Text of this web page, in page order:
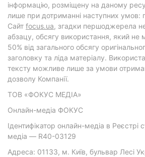
інформацію, розміщену на даному
лише при дотриманні наступних умов:
Cайт focus.ua, згадки першоджерела
абзацу, обсягу використання, який
50% від загального обсягу
заголовку та ліда матеріалу.
тексту можливе лише за умови
дозволу Компанії.
ТОВ «ФОКУС МЕДІА»
Онлайн-медіа ФОКУС
Ідентифікатор онлайн-медіа в Реєстрі
медіа — R40-03129
Адреса: 01133, м. Київ, бульвар Лесі